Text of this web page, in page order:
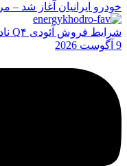
خودرو ایرانیان آغاز شد – مرداد
شرایط فروش آئودی Q۴ نادین خودرو اعلام شد – مرداد ۱۴۰۵
9 آگوست 2026